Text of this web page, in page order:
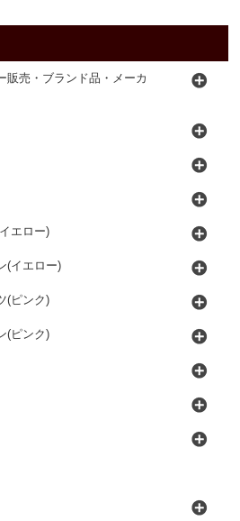
販売・ブランド品・メーカ
エロー)
(イエロー)
(ピンク)
(ピンク)